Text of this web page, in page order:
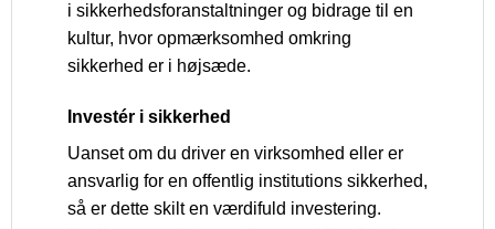
i sikkerhedsforanstaltninger og bidrage til en
kultur, hvor opmærksomhed omkring
sikkerhed er i højsæde.
Investér i sikkerhed
Uanset om du driver en virksomhed eller er
ansvarlig for en offentlig institutions sikkerhed,
så er dette skilt en værdifuld investering.